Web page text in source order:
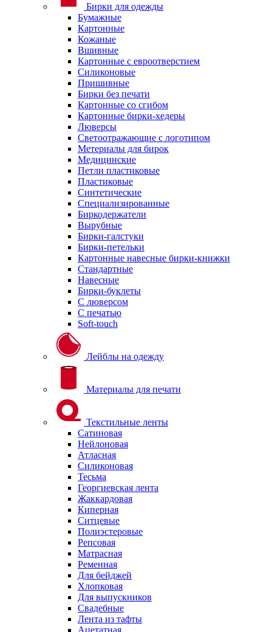
Бирки для одежды
Бумажные
Картонные
Кожаные
Вшивные
Картонные с евроотверстием
Силиконовые
Пришивные
Бирки без печати
Картонные со сгибом
Картонные бирки-хедеры
Люверсы
Светоотражающие с логотипом
Метериалы для бирок
Медицинские
Петли пластиковые
Пластиковые
Синтетические
Специализированные
Биркодержатели
Вырубные
Бирки-галстуки
Бирки-петельки
Картонные навесные бирки-книжки
Стандартные
Навесные
Бирки-буклеты
С люверсом
С печатью
Soft-touch
Лейблы на одежду
Материалы для печати
Текстильные ленты
Сатиновая
Нейлоновая
Атласная
Силиконовая
Тесьма
Георгиевская лента
Жаккардовая
Киперная
Ситцевые
Полиэстеровые
Репсовая
Матрасная
Ременная
Для бейджей
Хлопковая
Для выпускников
Свадебные
Лента из тафты
Ацетатная